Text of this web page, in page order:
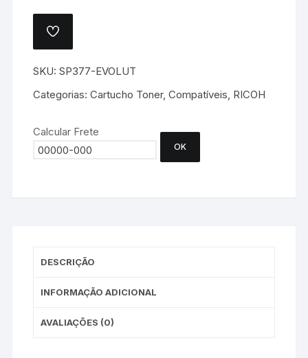
RICOH
quantidade
ADICIONAR
DE
DESEJOS.
SKU:SP377-EVOLUT
Categorias:Cartucho Toner,Compatíveis, RICOH
Calcular Frete
OK
DESCRIÇÃO
INFORMAÇÃO ADICIONAL
AVALIAÇÕES (0)